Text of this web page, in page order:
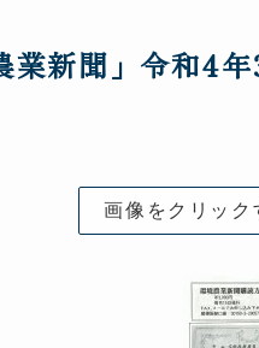
業新聞」令和4
画像をクリック